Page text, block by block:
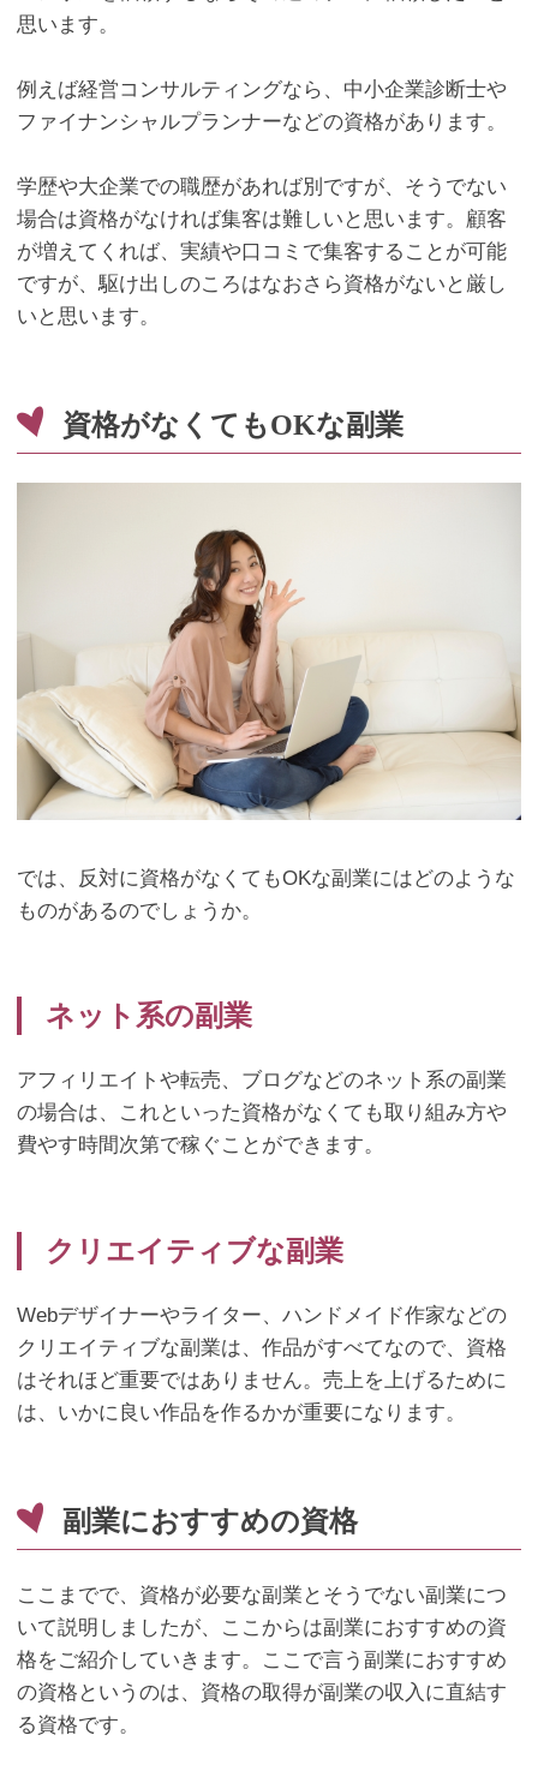
思います。
例えば経営コンサルティングなら、中小企業診断士や
ファイナンシャルプランナーなどの資格があります。
学歴や大企業での職歴があれば別ですが、そうでない
場合は資格がなければ集客は難しいと思います。顧客
が増えてくれば、実績や口コミで集客することが可能
ですが、駆け出しのころはなおさら資格がないと厳し
いと思います。
資格がなくても OKな副業
では、反対に資格がなくてもOKな副業にはどのような
ものがあるのでしょうか。
ネット系の副業
アフィリエイトや転売、ブログなどのネット系の副業
の場合は、これといった資格がなくても取り組み方や
費やす時間次第で稼ぐことができます。
クリエイティブな副業
Webデザイナーやライター、ハンドメイド作家などの
クリエイティブな副業は、作品がすべてなので、資格
はそれほど重要ではありません。売上を上げるために
は、いかに良い作品を作るかが重要になります。
副業におすすめの資格
ここまでで、資格が必要な副業とそうでない副業につ
いて説明しましたが、ここからは副業におすすめの資
格をご紹介していきます。ここで言う副業におすすめ
の資格というのは、資格の取得が副業の収入に直結す
る資格です。